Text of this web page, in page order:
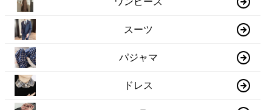
スーツ
パジャマ
ドレス